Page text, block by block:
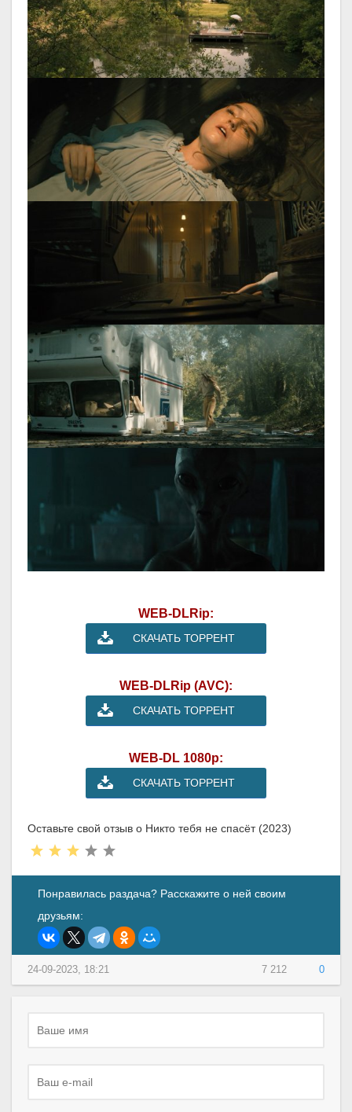
WEB-DLRip:
СКАЧАТЬ ТОРРЕНТ
WEB-DLRip (AVC):
СКАЧАТЬ ТОРРЕНТ
WEB-DL 1080p:
СКАЧАТЬ ТОРРЕНТ
Оставьте свой отзыв о Никто тебя не спасёт (2023)
Понравилась раздача? Расскажите о ней своим
друзьям:
7 212 0
24-09-2023, 18:21